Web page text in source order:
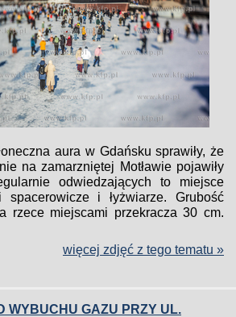
aura w Gdańsku sprawiły, że
na zamarzniętej Motławie pojawiły
odwiedzających to miejsce
spacerowicze i łyżwiarze. Grubość
rzece miejscami przekracza 30 cm.
więcej zdjęć z tego tematu »
WYBUCHU GAZU PRZY UL.